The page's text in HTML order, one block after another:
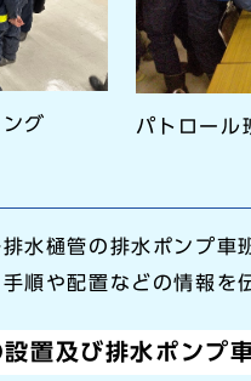
グ パトロール
水樋管の排水ポンプ
順や配置などの情報を
設置及び排水ポンプ